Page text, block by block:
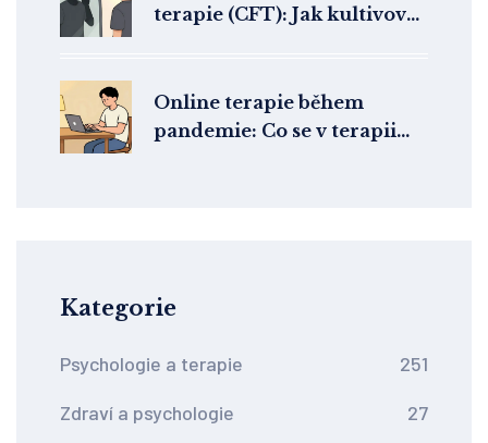
terapie (CFT): Jak kultivovat
Online terapie během
pandemie: Co se v terapii
Kategorie
Psychologie a terapie 251
Zdraví a psychologie 27